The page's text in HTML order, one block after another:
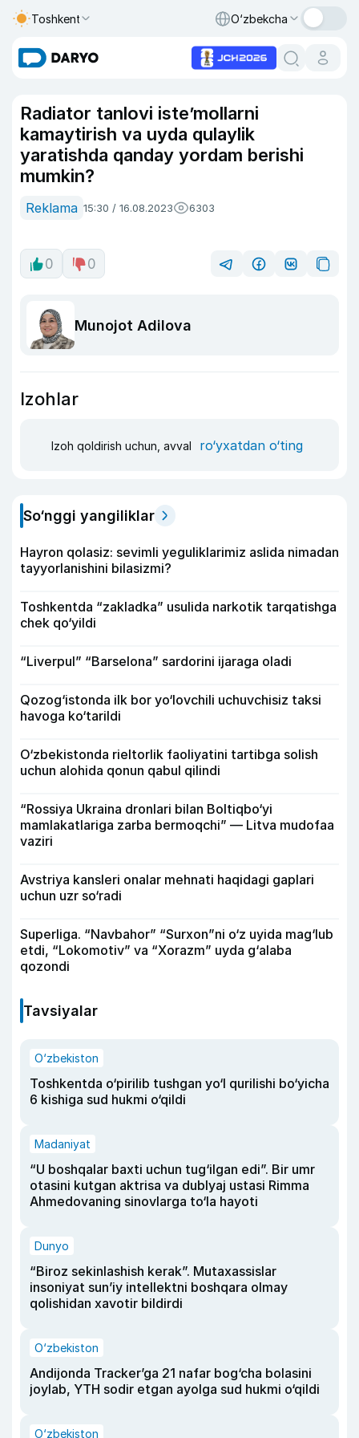
Toshkent O‘zbekcha
Radiator tanlovi iste’mollarni
kamaytirish va uyda qulaylik
yaratishda qanday yordam berishi
mumkin?
Reklama 15:30 / 16.08.2023 6303
0 0
Munojot Adilova
Izohlar
Izoh qoldirish uchun, avval ro‘yxatdan o‘ting
So‘nggi yangiliklar
Hayron qolasiz: sevimli yeguliklarimiz aslida nimadan
tayyorlanishini bilasizmi?
Toshkentda “zakladka” usulida narkotik tarqatishga
chek qo‘yildi
“Liverpul” “Barselona” sardorini ijaraga oladi
Qozog‘istonda ilk bor yo‘lovchili uchuvchisiz taksi
havoga ko‘tarildi
O‘zbekistonda rieltorlik faoliyatini tartibga solish
uchun alohida qonun qabul qilindi
“Rossiya Ukraina dronlari bilan Boltiqbo‘yi
mamlakatlariga zarba bermoqchi” — Litva mudofaa
vaziri
Avstriya kansleri onalar mehnati haqidagi gaplari
uchun uzr so‘radi
Superliga. “Navbahor” “Surxon”ni o‘z uyida mag‘lub
etdi, “Lokomotiv” va “Xorazm” uyda g‘alaba
qozondi
Tavsiyalar
O‘zbekiston
Toshkentda o‘pirilib tushgan yo‘l qurilishi bo‘yicha
6 kishiga sud hukmi o‘qildi
Madaniyat
“U boshqalar baxti uchun tug‘ilgan edi”. Bir umr
otasini kutgan aktrisa va dublyaj ustasi Rimma
Ahmedovaning sinovlarga to‘la hayoti
Dunyo
“Biroz sekinlashish kerak”. Mutaxassislar
insoniyat sun’iy intellektni boshqara olmay
qolishidan xavotir bildirdi
O‘zbekiston
Andijonda Tracker’ga 21 nafar bog‘cha bolasini
joylab, YTH sodir etgan ayolga sud hukmi o‘qildi
O‘zbekiston